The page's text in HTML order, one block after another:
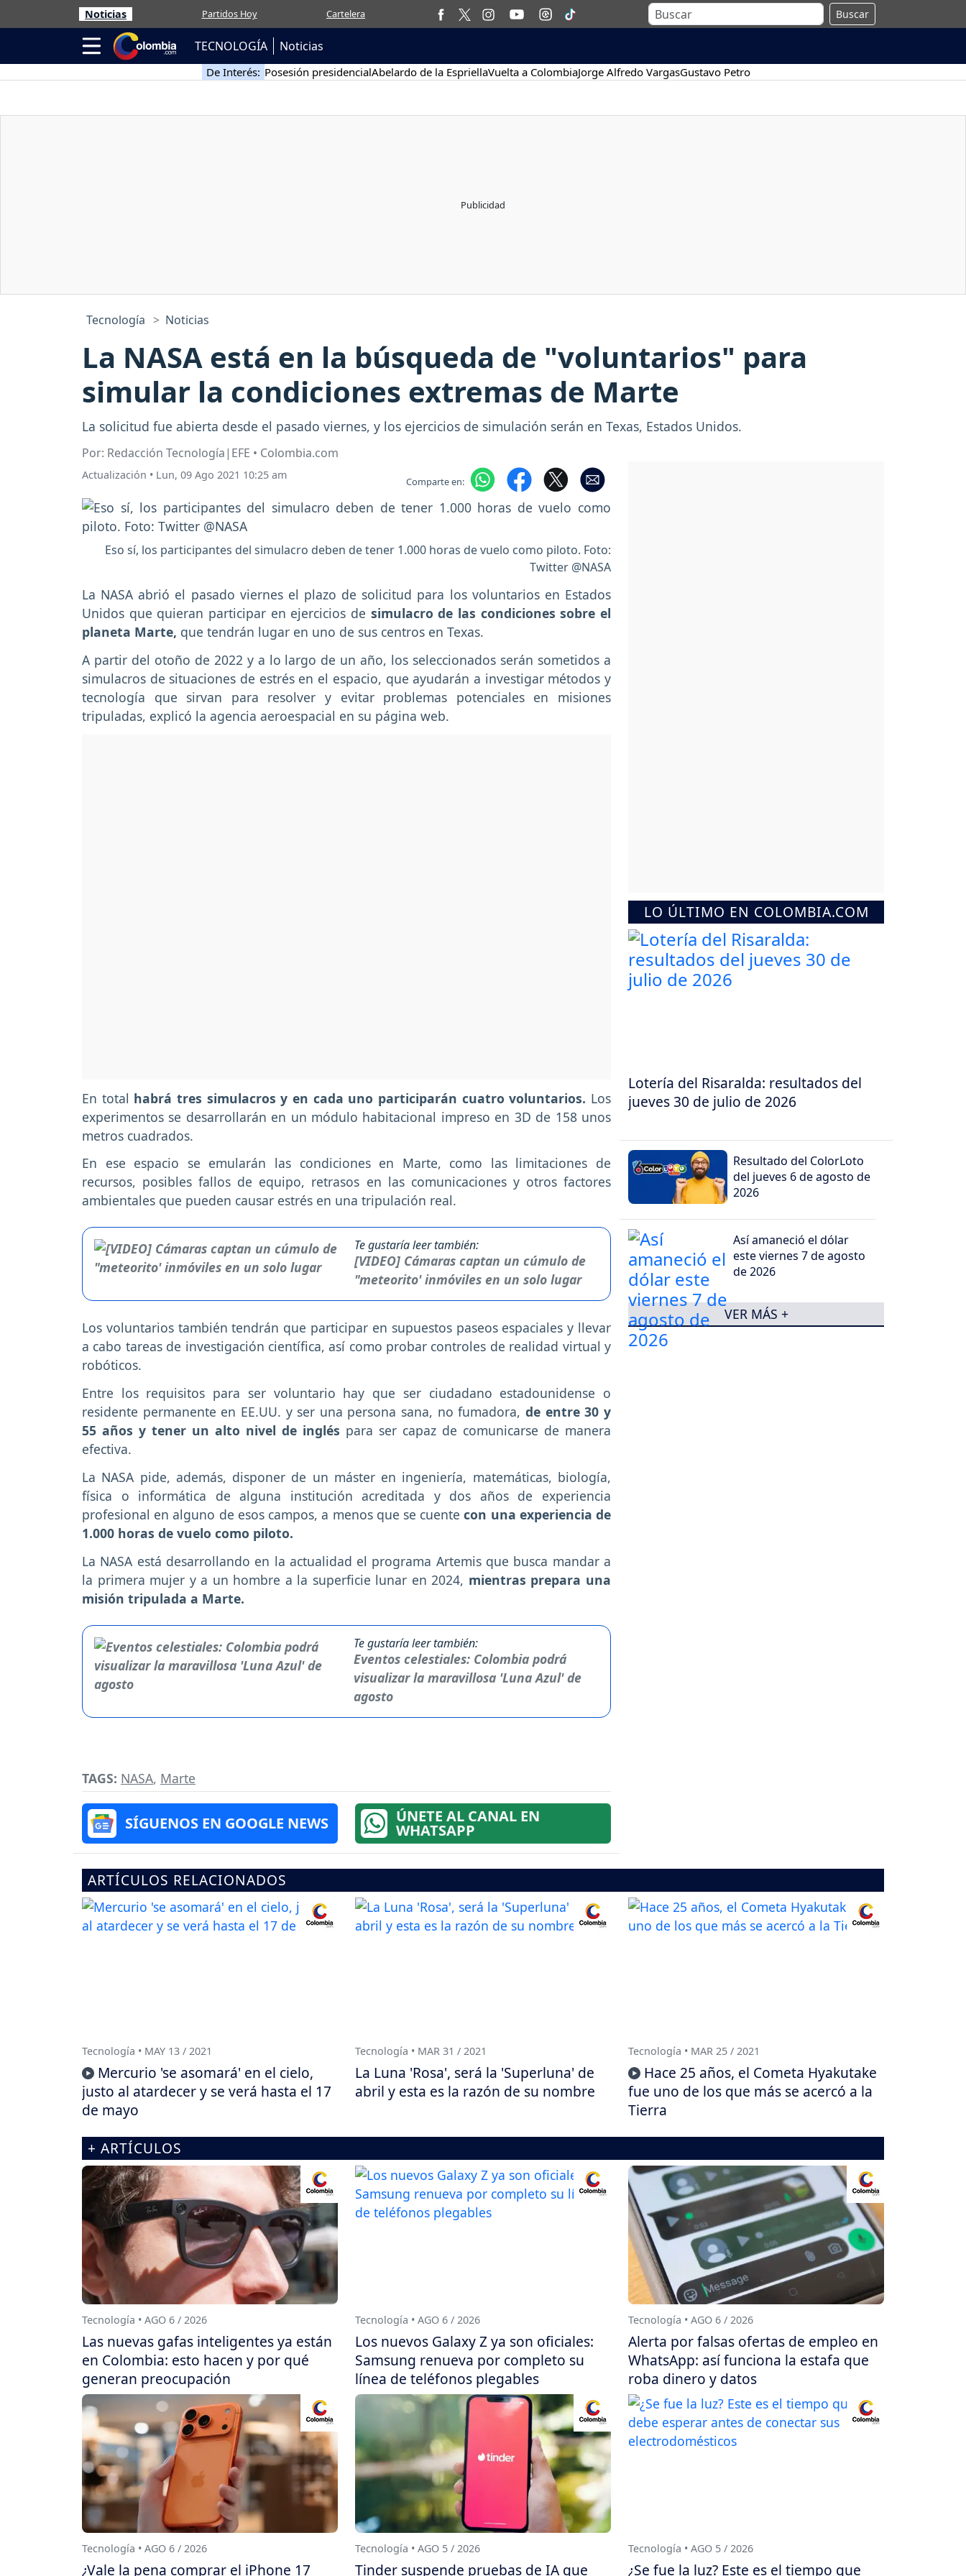
Noticias Partidos Hoy Cartelera Buscar
TECNOLOGÍA Noticias
De Interés: Posesión presidencialAbelardo de la EspriellaVuelta a ColombiaJorge Alfredo VargasGustavo Petro
Tecnología Noticias
La NASA está en la búsqueda de "voluntarios" para
simular la condiciones extremas de Marte
La solicitud fue abierta desde el pasado viernes, y los ejercicios de simulación serán en Texas, Estados Unidos.
Por: Redacción Tecnología|EFE • Colombia.com
Actualización • Lun, 09 Ago 2021 10:25 am Comparte en:
Eso sí, los participantes del simulacro deben de tener 1.000 horas de vuelo como piloto. Foto:
Twitter @NASA
La NASA abrió el pasado viernes el plazo de solicitud para los voluntarios en Estados
Unidos que quieran participar en ejercicios de simulacro de las condiciones sobre el
planeta Marte, que tendrán lugar en uno de sus centros en Texas.
A partir del otoño de 2022 y a lo largo de un año, los seleccionados serán sometidos a
simulacros de situaciones de estrés en el espacio, que ayudarán a investigar métodos y
tecnología que sirvan para resolver y evitar problemas potenciales en misiones
tripuladas, explicó la agencia aeroespacial en su página web.
En total habrá tres simulacros y en cada uno participarán cuatro voluntarios. Los
experimentos se desarrollarán en un módulo habitacional impreso en 3D de 158 unos
metros cuadrados.
En ese espacio se emularán las condiciones en Marte, como las limitaciones de
recursos, posibles fallos de equipo, retrasos en las comunicaciones y otros factores
ambientales que pueden causar estrés en una tripulación real.
Te gustaría leer también:
[VIDEO] Cámaras captan un cúmulo de
"meteorito' inmóviles en un solo lugar
Los voluntarios también tendrán que participar en supuestos paseos espaciales y llevar
a cabo tareas de investigación científica, así como probar controles de realidad virtual y
robóticos.
Entre los requisitos para ser voluntario hay que ser ciudadano estadounidense o
residente permanente en EE.UU. y ser una persona sana, no fumadora,de entre 30 y
55 años y tener un alto nivel de inglés para ser capaz de comunicarse de manera
efectiva.
La NASA pide, además, disponer de un máster en ingeniería, matemáticas, biología,
física o informática de alguna institución acreditada y dos años de experiencia
profesional en alguno de esos campos, a menos que se cuentecon una experiencia de
1.000 horas de vuelo como piloto.
La NASA está desarrollando en la actualidad el programa Artemis que busca mandar a
la primera mujer y a un hombre a la superficie lunar en 2024, mientras prepara una
misión tripulada a Marte.
Te gustaría leer también:
Eventos celestiales: Colombia podrá
visualizar la maravillosa 'Luna Azul' de
agosto
TAGS: NASA, Marte
SÍGUENOS EN GOOGLE NEWS ÚNETE AL CANAL EN
WHATSAPP
LO ÚLTIMO EN COLOMBIA.COM
Lotería del Risaralda: resultados del
jueves 30 de julio de 2026
Resultado del ColorLoto
del jueves 6 de agosto de
2026
Así amaneció el dólar
este viernes 7 de agosto
de 2026
VER MÁS +
ARTÍCULOS RELACIONADOS
Tecnología • MAY 13 / 2021
Mercurio 'se asomará' en el cielo,
justo al atardecer y se verá hasta el 17
de mayo
Tecnología • MAR 31 / 2021
La Luna 'Rosa', será la 'Superluna' de
abril y esta es la razón de su nombre
Tecnología • MAR 25 / 2021
Hace 25 años, el Cometa Hyakutake
fue uno de los que más se acercó a la
Tierra
+ ARTÍCULOS
Tecnología • AGO 6 / 2026
Las nuevas gafas inteligentes ya están
en Colombia: esto hacen y por qué
generan preocupación
Tecnología • AGO 6 / 2026
Los nuevos Galaxy Z ya son oficiales:
Samsung renueva por completo su
línea de teléfonos plegables
Tecnología • AGO 6 / 2026
Alerta por falsas ofertas de empleo en
WhatsApp: así funciona la estafa que
roba dinero y datos
Tecnología • AGO 6 / 2026
¿Vale la pena comprar el iPhone 17
Tecnología • AGO 5 / 2026
Tinder suspende pruebas de IA que
Tecnología • AGO 5 / 2026
¿Se fue la luz? Este es el tiempo que